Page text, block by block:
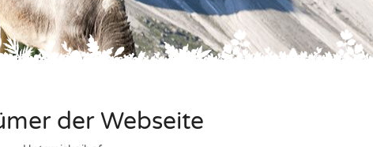
der Webseite